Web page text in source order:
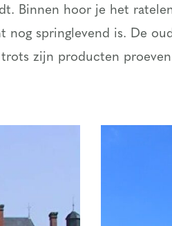
Binnen hoor je het
springlevend is. De
zijn producten